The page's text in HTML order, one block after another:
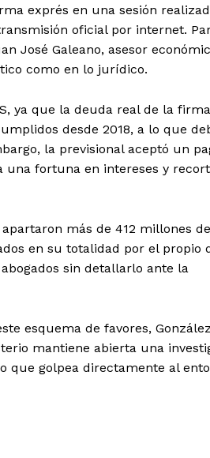
Company
exprés en una sesión
oficial por internet.
José Galeano, asesor
como en lo jurídico.
ya que la deuda real de la
desde 2018, a lo que
la previsional aceptó un
una fortuna en intereses y
más de 412 millones de
en su totalidad por el propio
sin detallarlo ante la
esquema de favores, González
mantiene abierta una
que golpea directamente al